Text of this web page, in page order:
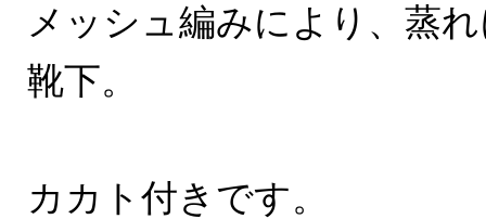
メッシュ編みにより、蒸
靴下。
カカト付きです。